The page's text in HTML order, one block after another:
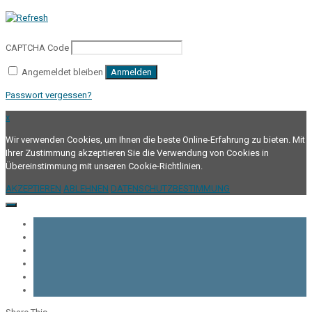
CAPTCHA Code
Angemeldet bleiben Anmelden
Passwort vergessen?
x
Wir verwenden Cookies, um Ihnen die beste Online-Erfahrung zu bieten. Mit
Ihrer Zustimmung akzeptieren Sie die Verwendung von Cookies in
Übereinstimmung mit unseren Cookie-Richtlinien.
AKZEPTIEREN ABLEHNEN DATENSCHUTZBESTIMMUNG